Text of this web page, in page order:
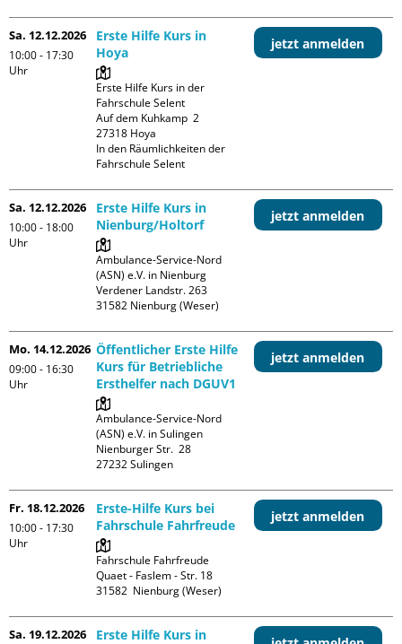
Sa. 12.12.2026
10:00 - 17:30
Uhr
Erste Hilfe Kurs in
Hoya
Erste Hilfe Kurs in der
Fahrschule Selent
Auf dem Kuhkamp  2
27318 Hoya
In den Räumlichkeiten der
Fahrschule Selent
jetzt anmelden
Sa. 12.12.2026
10:00 - 18:00
Uhr
Erste Hilfe Kurs in
Nienburg/Holtorf
Ambulance-Service-Nord
(ASN) e.V. in Nienburg
Verdener Landstr. 263
jetzt anmelden
Mo. 14.12.2026
09:00 - 16:30
Uhr
Öffentlicher Erste Hilfe
Kurs für Betriebliche
Ersthelfer nach DGUV1
Ambulance-Service-Nord
(ASN) e.V. in Sulingen
Nienburger Str.  28
jetzt anmelden
Fr. 18.12.2026
10:00 - 17:30
Uhr
Erste-Hilfe Kurs bei
Fahrschule Fahrfreude
Fahrschule Fahrfreude
Quaet - Faslem - Str. 18
jetzt anmelden
Sa. 19.12.2026
Erste Hilfe Kurs in